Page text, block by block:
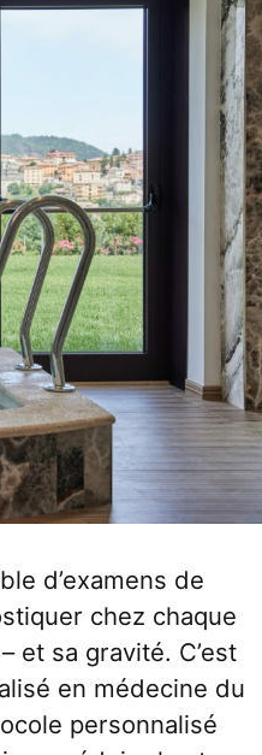
d’examens de
chez chaque
et sa gravité. C’est
en médecine du
personnalisé